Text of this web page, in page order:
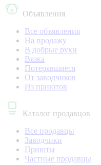
Объявления
Все объявления
На продажу
В добрые руки
Вязка
Потерявшиеся
От заводчиков
Из приютов
Каталог продавцов
Все продавцы
Заводчики
Приюты
Частные продавцы